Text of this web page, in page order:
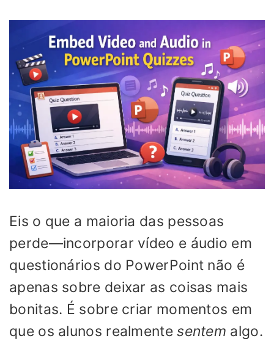
Eis o que a maioria das pessoas
perde—incorporar vídeo e áudio em
questionários do PowerPoint não é
apenas sobre deixar as coisas mais
bonitas. É sobre criar momentos em
que os alunos realmentesentem algo.